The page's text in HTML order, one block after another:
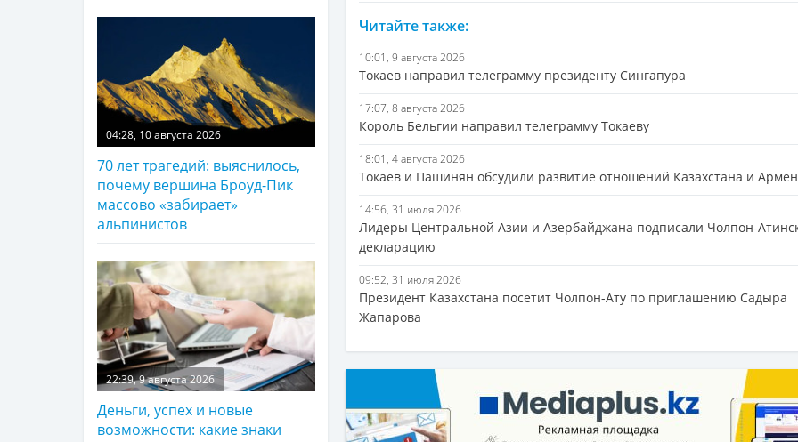
Читайте также:
10:01, 9 августа 2026
Токаев направил телеграмму президенту Сингапура
17:07, 8 августа 2026
Король Бельгии направил телеграмму Токаеву
18:01, 4 августа 2026
Токаев и Пашинян обсудили развитие отношений Казахстана и
14:56, 31 июля 2026
Лидеры Центральной Азии и Азербайджана подписали Чолпон-
декларацию
09:52, 31 июля 2026
Президент Казахстана посетит Чолпон-Ату по приглашению Садыра
Жапарова
04:28, 10 августа 2026
70 лет трагедий: выяснилось,
почему вершина Броуд-Пик
массово «забирает»
альпинистов
22:39, 9 августа 2026
Деньги, успех и новые
возможности: какие знаки